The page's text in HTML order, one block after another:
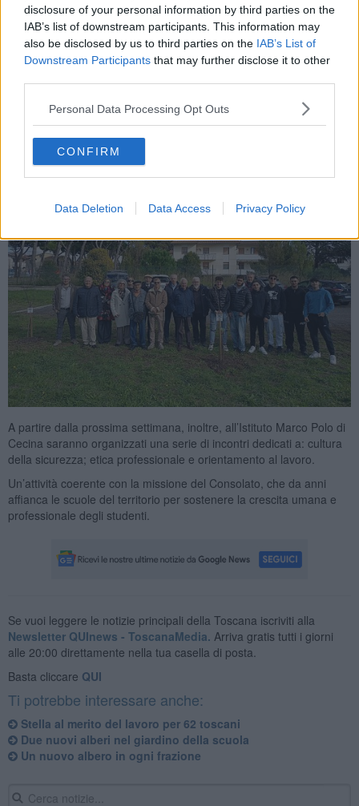
disclosure of your personal information by third parties on the
IAB’s list of downstream participants. This information may
also be disclosed by us to third parties on the IAB’s List of
Downstream Participants that may further disclose it to other
Personal Data Processing Opt Outs
CONFIRM
Data Deletion Data Access Privacy Policy
Sono stati inoltre assegnati gli incarichi interni: Emanuela Bientinesi
– Vice Console; Carlo Ferrari – Segretario Tesoriere; Franco
Bertocchi – Coordinatore Scuole; Massimiliano Santulli –
Coordinatore Eventi Ricreativi e Culturali.
Terminata la riunione, una delegazione dei Maestri del Lavoro si è
Giornata Nazionale dell’Albero, coincisa con la giornata del 21
novembre.
A partire dalla prossima settimana, inoltre, all’Istituto Marco Polo di
Cecina saranno organizzati una serie di incontri dedicati a: cultura
della sicurezza; etica professionale e orientamento al lavoro.
Un’attività coerente con la missione del Consolato, che da anni
affianca le scuole del territorio per sostenere la crescita umana e
professionale degli studenti.
Se vuoi leggere le notizie principali della Toscana iscriviti alla
Newsletter QUInews - ToscanaMedia. Arriva gratis tutti i giorni
alle 20:00 direttamente nella tua casella di posta.
Basta cliccare QUI
Ti potrebbe interessare anche:
Stella al merito del lavoro per 62 toscani
Due nuovi alberi nel giardino della scuola
Un nuovo albero in ogni frazione